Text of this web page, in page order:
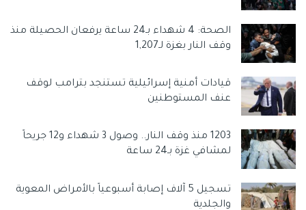
وتواصل قوات الاحتلال، منذ 10 أكتوبر 2025، يوم توقيع اتفاق
وقف إطلاق النار، تنفيذ خروقات متكررة للهدنة. وتشمل هذه
الخروقات إطلاق نار وقصفاً وعمليات نسف لمبانٍ ومنشآت
مدنية.
وتؤدي هذه الانتهاكات إلى سقوط مزيد من الضحايا، في وقت
تتفاقم فيه الأوضاع الإنسانية داخل قطاع غزة بشكل حاد.
وسوم: الرئيسية حرب غزة دمار غزة شهداء غزة
قصف غزة
الصحة: 4 شهداء بـ24 ساعة يرفعان الحصيلة منذ
وقف النار بغزة لـ1,207
قيادات أمنية إسرائيلية تستنجد بترامب لوقف
عنف المستوطنين
1203 منذ وقف النار.. وصول 3 شهداء و12 جريحاً
لمشافي غزة بـ24 ساعة
تسجيل 5 آلاف إصابة أسبوعياً بالأمراض المعوية
والجلدية